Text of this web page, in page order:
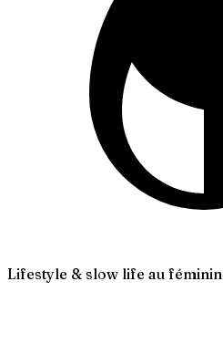
Lifestyle & slow life au féminin